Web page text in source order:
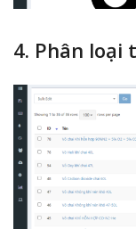
4. Phân loại